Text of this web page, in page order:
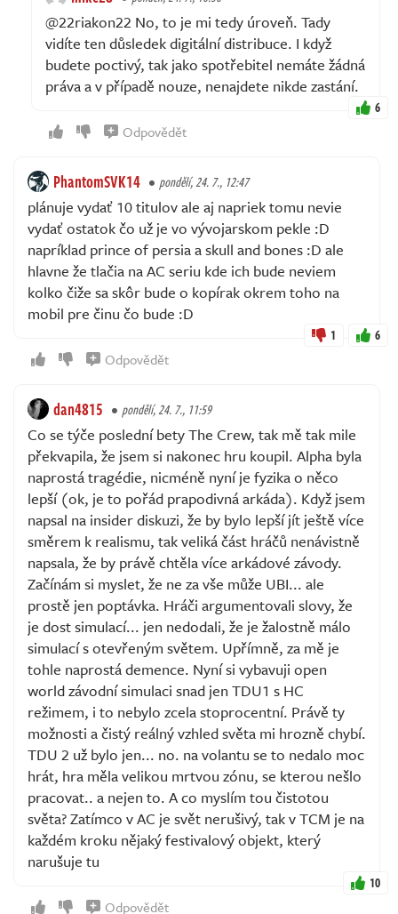
@22riakon22 No, to je mi tedy úroveň. Tady
vidíte ten důsledek digitální distribuce. I když
budete poctivý, tak jako spotřebitel nemáte žádná
práva a v případě nouze, nenajdete nikde zastání.
6
Odpovědět
PhantomSVK14 pondělí, 24. 7., 12:47
plánuje vydať 10 titulov ale aj napriek tomu nevie
vydať ostatok čo už je vo vývojarskom pekle :D
napríklad prince of persia a skull and bones :D ale
hlavne že tlačia na AC seriu kde ich bude neviem
kolko čiže sa skôr bude o kopírak okrem toho na
mobil pre činu čo bude :D
1 6
Odpovědět
dan4815 pondělí, 24. 7., 11:59
Co se týče poslední bety The Crew, tak mě tak mile
překvapila, že jsem si nakonec hru koupil. Alpha byla
naprostá tragédie, nicméně nyní je fyzika o něco
lepší (ok, je to pořád prapodivná arkáda). Když jsem
napsal na insider diskuzi, že by bylo lepší jít ještě více
směrem k realismu, tak veliká část hráčů nenávistně
napsala, že by právě chtěla více arkádové závody.
Začínám si myslet, že ne za vše může UBI... ale
prostě jen poptávka. Hráči argumentovali slovy, že
je dost simulací... jen nedodali, že je žalostně málo
simulací s otevřeným světem. Upřímně, za mě je
tohle naprostá demence. Nyní si vybavuji open
world závodní simulaci snad jen TDU1 s HC
režimem, i to nebylo zcela stoprocentní. Právě ty
možnosti a čistý reálný vzhled světa mi hrozně chybí.
TDU 2 už bylo jen... no. na volantu se to nedalo moc
hrát, hra měla velikou mrtvou zónu, se kterou nešlo
pracovat.. a nejen to. A co myslím tou čistotou
světa? Zatímco v AC je svět nerušivý, tak v TCM je na
každém kroku nějaký festivalový objekt, který
narušuje tu
10
Odpovědět